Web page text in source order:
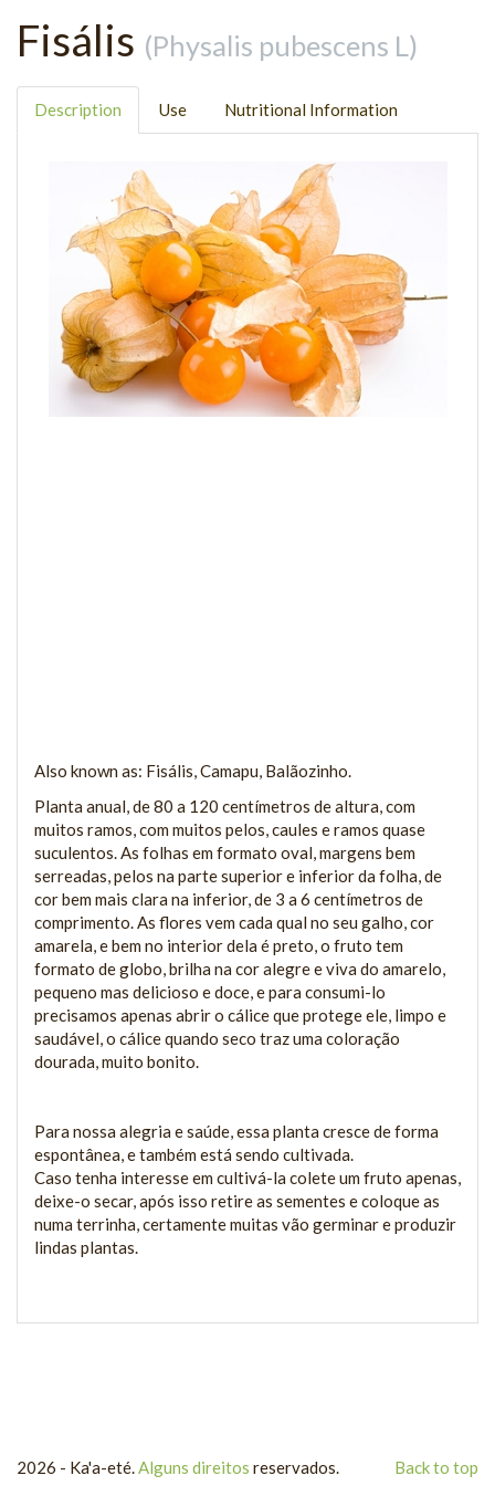
Fisális (Physalis pubescens L)
Description Use Nutritional Information
Also known as: Fisális, Camapu, Balãozinho.
Planta anual, de 80 a 120 centímetros de altura, com
muitos ramos, com muitos pelos, caules e ramos quase
suculentos. As folhas em formato oval, margens bem
serreadas, pelos na parte superior e inferior da folha, de
cor bem mais clara na inferior, de 3 a 6 centímetros de
comprimento. As flores vem cada qual no seu galho, cor
amarela, e bem no interior dela é preto, o fruto tem
formato de globo, brilha na cor alegre e viva do amarelo,
pequeno mas delicioso e doce, e para consumi-lo
precisamos apenas abrir o cálice que protege ele, limpo e
saudável, o cálice quando seco traz uma coloração
dourada, muito bonito.
Para nossa alegria e saúde, essa planta cresce de forma
espontânea, e também está sendo cultivada.
Caso tenha interesse em cultivá-la colete um fruto apenas,
deixe-o secar, após isso retire as sementes e coloque as
numa terrinha, certamente muitas vão germinar e produzir
lindas plantas.
Back to top
2026 - Ka'a-eté. Alguns direitos reservados.